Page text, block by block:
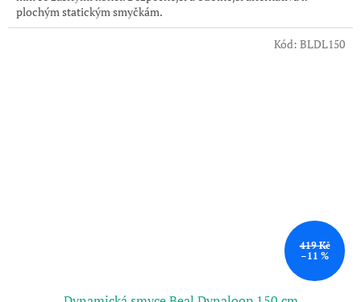
plochým statickým smyčkám.
419 Kč
–11 %
Kód: BLDL150